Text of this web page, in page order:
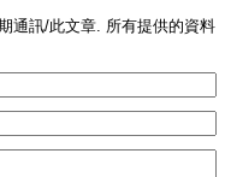
通訊/此文章. 所有提供的資料